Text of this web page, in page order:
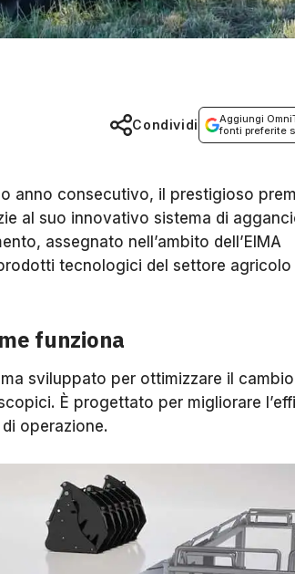
Aggiungi
fonti preferite
Condividi
anno consecutivo, il prestigioso
al suo innovativo sistema di
assegnato nell’ambito dell’EIMA
tecnologici del settore agricolo
funziona
sviluppato per ottimizzare il
È progettato per migliorare
operazione.